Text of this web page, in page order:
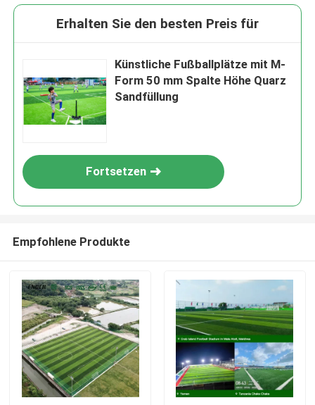
Erhalten Sie den besten Preis für
Künstliche Fußballplätze mit M-
Form 50 mm Spalte Höhe Quarz
Sandfüllung
Fortsetzen
Empfohlene Produkte